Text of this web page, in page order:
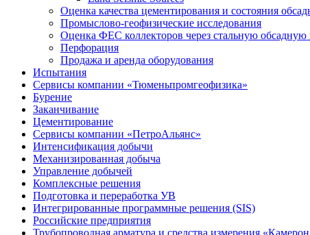
Оценка качества цементирования и состояния
Промыслово-геофизические исследования
Оценка ФЕС коллекторов через стальную
Перфорация
Продажа и аренда оборудования
Испытания
Сервисы компании «Тюменьпромгеофизика»
Бурение
Заканчивание
Цементирование
Сервисы компании «ПетроАльянс»
Интенсификация добычи
Механизированная добыча
Управление добычей
Комплексные решения
Подготовка и переработка УВ
Интегрированные программные решения (SIS)
Российские предприятия
Трубопроводная арматура и средства измерения